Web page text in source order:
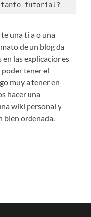
tanto tutorial?
una tila o una
de un blog da
en las explicaciones
poder tener el
muy a tener en
hacer una
wiki personal y
bien ordenada.